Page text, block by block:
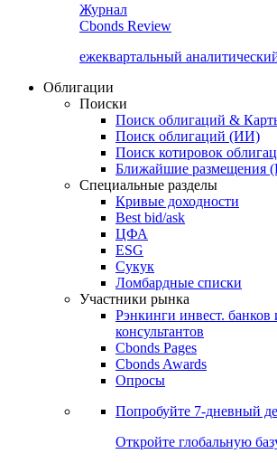
Журнал
Cbonds Review
ежеквартальный
Облигации
Поиски
Поиск облигаций &
Поиск облигаций (ИИ)
Поиск котировок
Ближайшие размещения
Специальные разделы
Кривые доходности
Best bid/ask
ЦФА
ESG
Сукук
Ломбардные списки
Участники рынка
Рэнкинги инвест. банков
консультантов
Cbonds Pages
Cbonds Awards
Опросы
Попробуйте 7-дневный
Откройте глобальную